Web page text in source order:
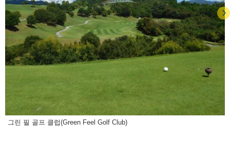
그린 필 골프 클럽(Green Feel Golf Club)